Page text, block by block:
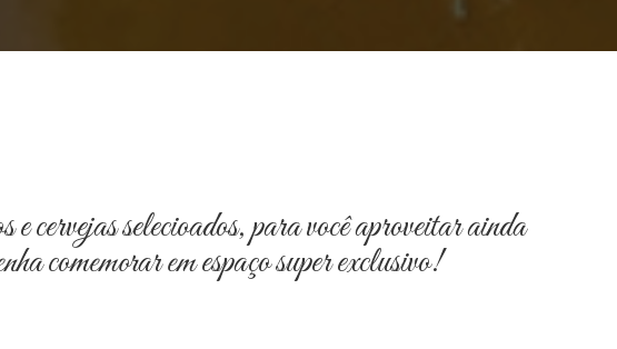
selecioados, para você aproveitar ainda
comemorar em espaço super exclusivo!